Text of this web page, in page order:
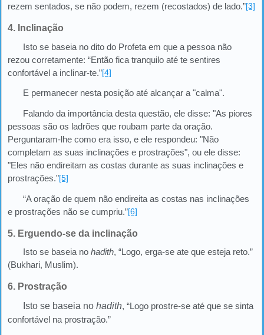
rezem sentados, se não podem, rezem (recostados) de lado.”[3]
4. Inclinação
Isto se baseia no dito do Profeta em que a pessoa não
rezou corretamente: “Então fica tranquilo até te sentires
confortável a inclinar-te.”[4]
E permanecer nesta posição até alcançar a "calma".
Falando da importância desta questão, ele disse: "As piores
pessoas são os ladrões que roubam parte da oração.
Perguntaram-lhe como era isso, e ele respondeu: "Não
completam as suas inclinações e prostrações", ou ele disse:
"Eles não endireitam as costas durante as suas inclinações e
prostrações."[5]
“A oração de quem não endireita as costas nas inclinações
e prostrações não se cumpriu.”[6]
5. Erguendo-se da inclinação
Isto se baseia nohadith, “Logo, erga-se ate que esteja reto.”
(Bukhari, Muslim).
6. Prostração
Isto se baseia nohadith, “Logo prostre-se até que se sinta
confortável na prostração.”